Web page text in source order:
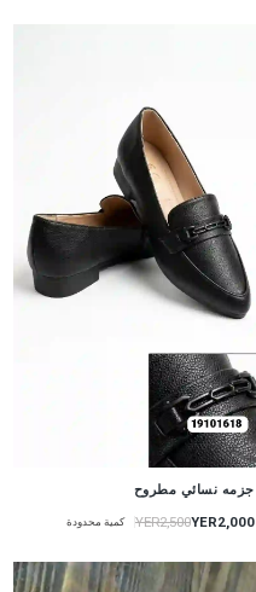
جزمه نسائي مطروح
YER2,000
YER2,500 كمية محدودة